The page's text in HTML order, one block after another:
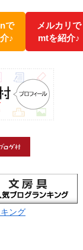
で
♪
メルカリで
mtを紹介♪
ング